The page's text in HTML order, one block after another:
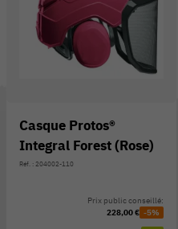
Casque Protos®
Integral Forest (Rose)
Réf. : 204002-110
Prix public conseillé:
228,00 € -5%